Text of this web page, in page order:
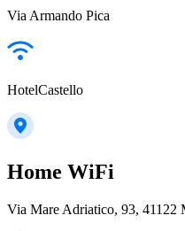
Via Armando Pica
HotelCastello
Home WiFi
Via Mare Adriatico, 93, 41122